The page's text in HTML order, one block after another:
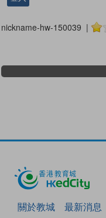
nickname-hw-150039 |
關於教城 最新消息